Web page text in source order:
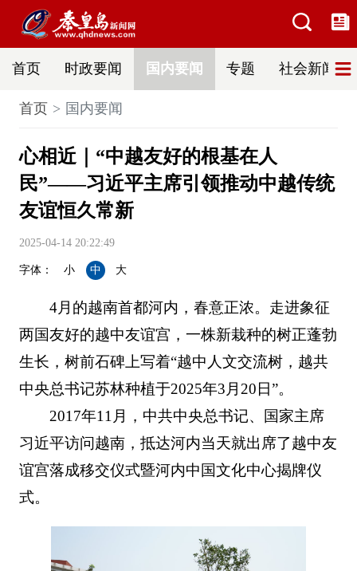
首页 时政要闻 国内要闻 专题 社会新闻
首页 国内要闻
心相近｜“中越友好的根基在人
民”——习近平主席引领推动中越传统
友谊恒久常新
2025-04-14 20:22:49
字体： 小 中 大
4月的越南首都河内，春意正浓。走进象征
两国友好的越中友谊宫，一株新栽种的树正蓬勃
生长，树前石碑上写着“越中人文交流树，越共
中央总书记苏林种植于2025年3月20日”。
2017年11月，中共中央总书记、国家主席
习近平访问越南，抵达河内当天就出席了越中友
谊宫落成移交仪式暨河内中国文化中心揭牌仪
式。